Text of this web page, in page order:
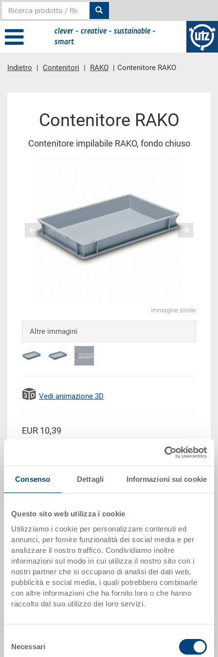
Consenso Dettagli Informazioni sui cookie
Questo sito web utilizza i cookie
Utilizziamo i cookie per personalizzare contenuti ed
annunci, per fornire funzionalità dei social media e per
analizzare il nostro traffico. Condividiamo inoltre
informazioni sul modo in cui utilizza il nostro sito con i
nostri partner che si occupano di analisi dei dati web,
pubblicità e social media, i quali potrebbero combinarle
con altre informazioni che ha fornito loro o che hanno
raccolto dal suo utilizzo dei loro servizi.
delNecessari
clever - creative - sustainable -
smart
Indietro Contenitori RAKO Contenitore RAKO
Contenitore RAKO
Contenitore impilabile RAKO, fondo chiuso
immagine simile
Altre immagini
Vedi animazione 3D
EUR 10,39
Scaglioni quantità
da 1 pezzi EUR 10,39
da 50 pezzi EUR 9,28
da 250 pezzi EUR 8,61
Scaglionamento per quantità secondo le unità di imballo.